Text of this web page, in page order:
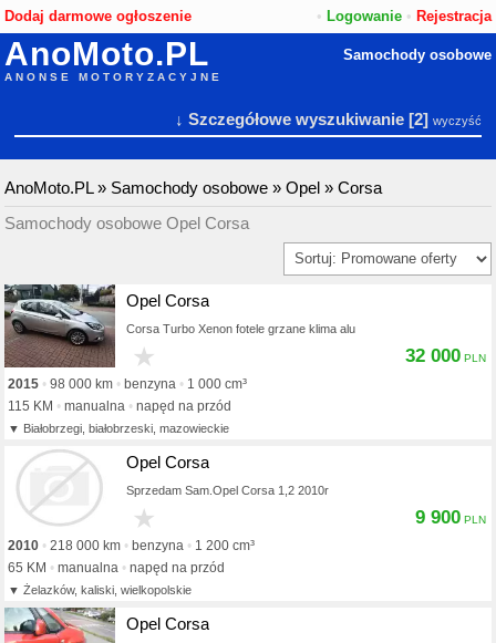
Dodaj darmowe ogłoszenie • Logowanie• Rejestracja
AnoMoto.PL
ANONSE MOTORYZACYJNE
Samochody osobowe
↓ Szczegółowe wyszukiwanie[2] wyczyść
AnoMoto.PL» Samochody osobowe »Opel »Corsa
Samochody osobowe Opel Corsa
Opel Corsa
Corsa Turbo Xenon fotele grzane klima alu
2015 98 000 km benzyna
1 000 cm³
115 KM
manualna napęd na przód
Białobrzegi, białobrzeski, mazowieckie
32 000
Opel Corsa
Sprzedam Sam.Opel Corsa 1,2 2010r
2010 218 000 km benzyna
1 200 cm³
65 KM
manualna napęd na przód
Żelazków, kaliski, wielkopolskie
9 900
Opel Corsa